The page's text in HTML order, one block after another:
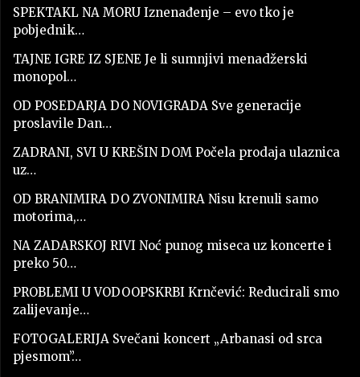
SPEKTAKL NA MORU Iznenađenje – evo tko je
pobjednik…
TAJNE IGRE IZ SJENE Je li sumnjivi menadžerski
monopol…
OD POSEDARJA DO NOVIGRADA Sve generacije
proslavile Dan…
ZADRANI, SVI U KREŠIN DOM Počela prodaja ulaznica
uz…
OD BRANIMIRA DO ZVONIMIRA Nisu krenuli samo
motorima,…
NA ZADARSKOJ RIVI Noć punog miseca uz koncerte i
preko 50…
PROBLEMI U VODOOPSKRBI Krnčević: Reducirali smo
zalijevanje…
FOTOGALERIJA Svečani koncert „Arbanasi od srca
pjesmom”…